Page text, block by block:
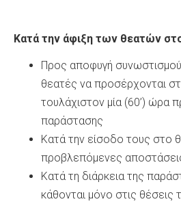
Κατά την άφιξη των θεατών
Προς αποφυγή
θεατές να προσέρχονται
τουλάχιστον μία (60’) ώρα
παράστασης
Κατά την είσοδο τους στο
προβλεπόμενες
Κατά τη διάρκεια της
κάθονται μόνο στις θέσεις